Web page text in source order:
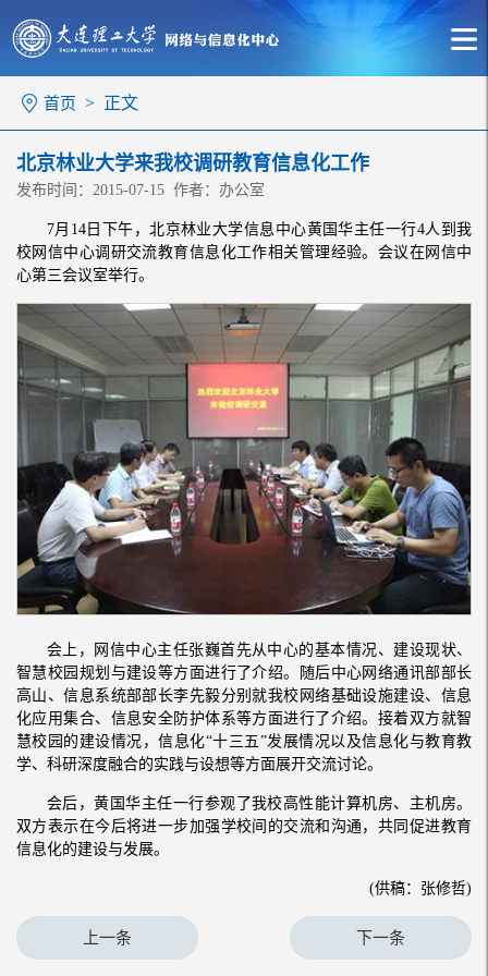
首页 > 正文
北京林业大学来我校调研教育信息化工作
发布时间：2015-07-15 作者：办公室
7月14日下午，北京林业大学信息中心黄国华主任一行4人到我
校网信中心调研交流教育信息化工作相关管理经验。会议在网信中
心第三会议室举行。
会上，网信中心主任张巍首先从中心的基本情况、建设现状、
智慧校园规划与建设等方面进行了介绍。随后中心网络通讯部部长
高山、信息系统部部长李先毅分别就我校网络基础设施建设、信息
化应用集合、信息安全防护体系等方面进行了介绍。接着双方就智
慧校园的建设情况，信息化“十三五”发展情况以及信息化与教育教
学、科研深度融合的实践与设想等方面展开交流讨论。
会后，黄国华主任一行参观了我校高性能计算机房、主机房。
双方表示在今后将进一步加强学校间的交流和沟通，共同促进教育
信息化的建设与发展。
(供稿：张修哲)
上一条 下一条